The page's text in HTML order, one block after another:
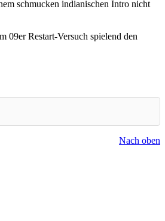
schmucken indianischen Intro nicht
09er Restart-Versuch spielend den
Nach oben